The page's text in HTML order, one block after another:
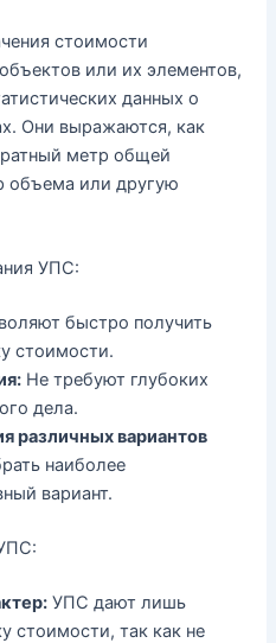
стоимости
или их элементов,
данных о
Они выражаются, как
метр общей
объема или другую
УПС:
быстро получить
стоимости.
Не требуют глубоких
дела.
различных вариантов
наиболее
вариант.
УПС дают лишь
стоимости, так как не